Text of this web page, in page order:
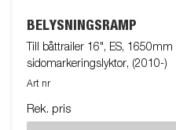
BELYSNINGSRAMP
Till båttrailer 16", ES,
sidomarkeringslyktor, (2010-)
Art nr
Rek. pris